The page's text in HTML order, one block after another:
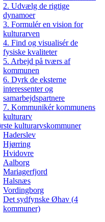
2. Udvælg de rigtige
dynamoer
3. Formulér en vision for
kulturarven
4. Find og visualisér de
fysiske kvaliteter
5. Arbejd på tværs af
kommunen
6. Dyrk de eksterne
interessenter og
samarbejdspartnere
7. Kommunikér kommunens
kulturarv
kulturarvskommuner
Haderslev
Hjørring
Hvidovre
Aalborg
Mariagerfjord
Halsnæs
Vordingborg
Det sydfynske Øhav (4
kommuner)